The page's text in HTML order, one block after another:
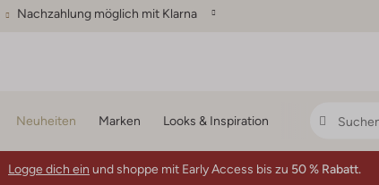
Nachzahlung möglich mit Klarna
Neuheiten Marken Looks & Inspiration
Logge dich ein und shoppe mit Early Access bis zu 50 % Rabatt.